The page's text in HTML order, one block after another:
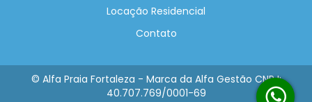
Locação Residencial
Contato
© Alfa Praia Fortaleza - Marca da Alfa Gestão CNPJ:
40.707.769/0001-69